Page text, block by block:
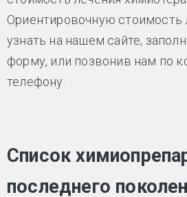
Ориентировочную стоимость
узнать на нашем сайте,
форму, или позвонив нам по
телефону.
Список
последнего